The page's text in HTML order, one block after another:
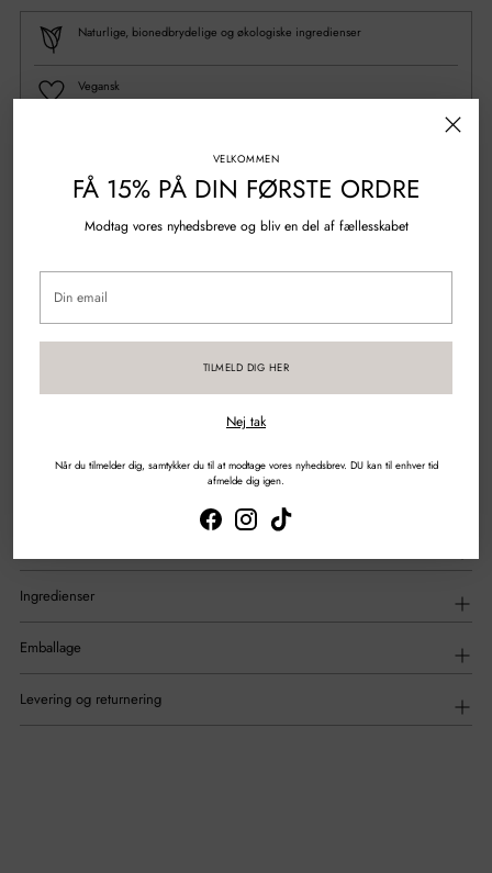
VELKOMMEN
FÅ 15% PÅ DIN FØRSTE ORDRE
Modtag vores nyhedsbreve og bliv en del af fællesskabet
email
TILMELD DIG HER
Nej tak
Når du tilmelder dig, samtykker du til at modtage vores nyhedsbrev. DU kan til enhver tid
afmelde dig igen.
Naturlige, bionedbrydelige og økologiske ingredienser
Vegansk
Spørgsmål?Skriv til os
Sikker betaling med kort & mobilepay
Beskrivelse
Ingredienser
Emballage
Levering og returnering